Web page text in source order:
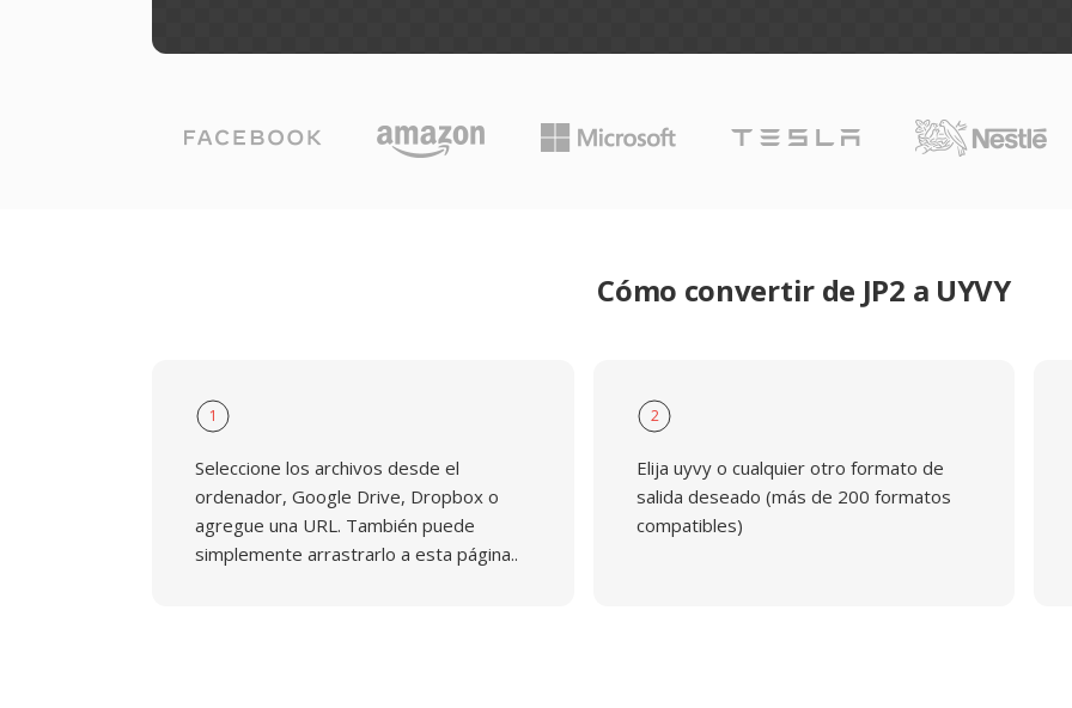
Cómo convertir de JP2 a UYVY
1
Seleccione los archivos desde el
ordenador, Google Drive, Dropbox o
agregue una URL. También puede
simplemente arrastrarlo a esta página..
2
Elija uyvy o cualquier otro formato de
salida deseado (más de 200 formatos
compatibles)